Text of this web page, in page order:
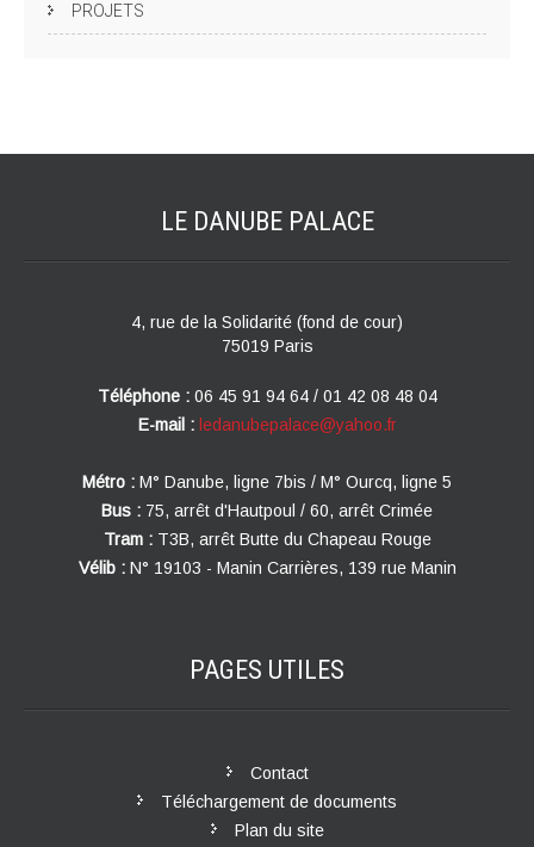
PROJETS
LE DANUBE PALACE
4, rue de la Solidarité (fond de cour)
75019 Paris
Téléphone : 06 45 91 94 64 / 01 42 08 48 04
E-mail : ledanubepalace@yahoo.fr
Métro : M° Danube, ligne 7bis / M° Ourcq, ligne 5
Bus : 75, arrêt d'Hautpoul / 60, arrêt Crimée
Tram : T3B, arrêt Butte du Chapeau Rouge
Vélib : N° 19103 - Manin Carrières, 139 rue Manin
PAGES UTILES
Contact
Téléchargement de documents
Plan du site